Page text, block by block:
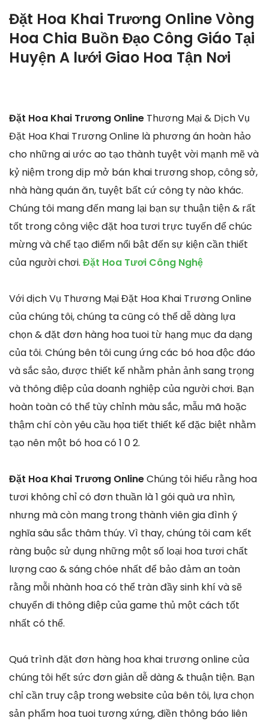
Đặt Hoa Khai Trương Online Vòng
Hoa Chia Buồn Đạo Công Giáo Tại
Huyện A lưới Giao Hoa Tận Nơi
Đặt Hoa Khai Trương Online Thương Mại & Dịch Vụ
Đặt Hoa Khai Trương Online là phương án hoàn hảo
cho những ai ước ao tạo thành tuyệt vời mạnh mẽ và
kỷ niệm trong dịp mở bán khai trương shop, công sở,
nhà hàng quán ăn, tuyệt bất cứ công ty nào khác.
Chúng tôi mang đến mang lại bạn sự thuận tiện & rất
tốt trong công việc đặt hoa tươi trực tuyến để chúc
mừng và chế tạo điểm nổi bật đến sự kiện cần thiết
của người chơi. Đặt Hoa Tươi Công Nghệ
Với dịch Vụ Thương Mại Đặt Hoa Khai Trương Online
của chúng tôi, chúng ta cũng có thể dễ dàng lựa
chọn & đặt đơn hàng hoa tuoi từ hạng mục đa dạng
của tôi. Chúng bên tôi cung ứng các bó hoa độc đáo
và sắc sảo, được thiết kế nhằm phản ảnh sang trọng
và thông điệp của doanh nghiệp của người chơi. Bạn
hoàn toàn có thể tùy chỉnh màu sắc, mẫu mã hoặc
thậm chí còn yêu cầu họa tiết thiết kế đặc biệt nhằm
tạo nên một bó hoa có 1 0 2.
Đặt Hoa Khai Trương OnlineChúng tôi hiểu rằng hoa
tươi không chỉ có đơn thuần là 1 gói quà ưa nhìn,
nhưng mà còn mang trong thành viên gia đình ý
nghĩa sâu sắc thâm thúy. Vì thay, chúng tôi cam kết
ràng buộc sử dụng những một số loại hoa tươi chất
lượng cao & sáng chóe nhất để bảo đảm an toàn
rằng mỗi nhành hoa có thể tràn đầy sinh khí và sẽ
chuyển đi thông điệp của game thủ một cách tốt
nhất có thể.
Quá trình đặt đơn hàng hoa khai trương online của
chúng tôi hết sức đơn giản dễ dàng & thuận tiện. Bạn
chỉ cần truy cập trong website của bên tôi, lựa chọn
sản phẩm hoa tuoi tương xứng, điền thông báo liên